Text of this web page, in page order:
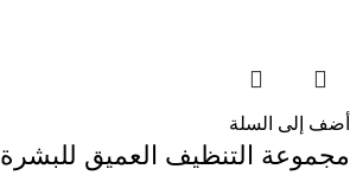
أضف إلى السلة
مجموعة التنظيف العميق للبشرة